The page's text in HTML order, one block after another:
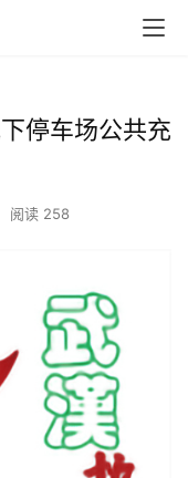
停车场公共充
阅读 258